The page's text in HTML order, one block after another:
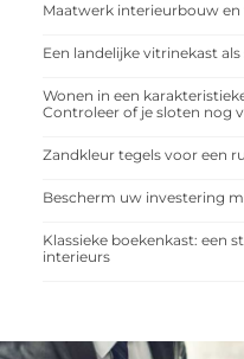
Maatwerk interieurbouw
Een landelijke vitrinekast
Wonen in een
Controleer of je sloten nog
Zandkleur tegels voor een
Bescherm uw investering
Klassieke boekenkast: een
interieurs